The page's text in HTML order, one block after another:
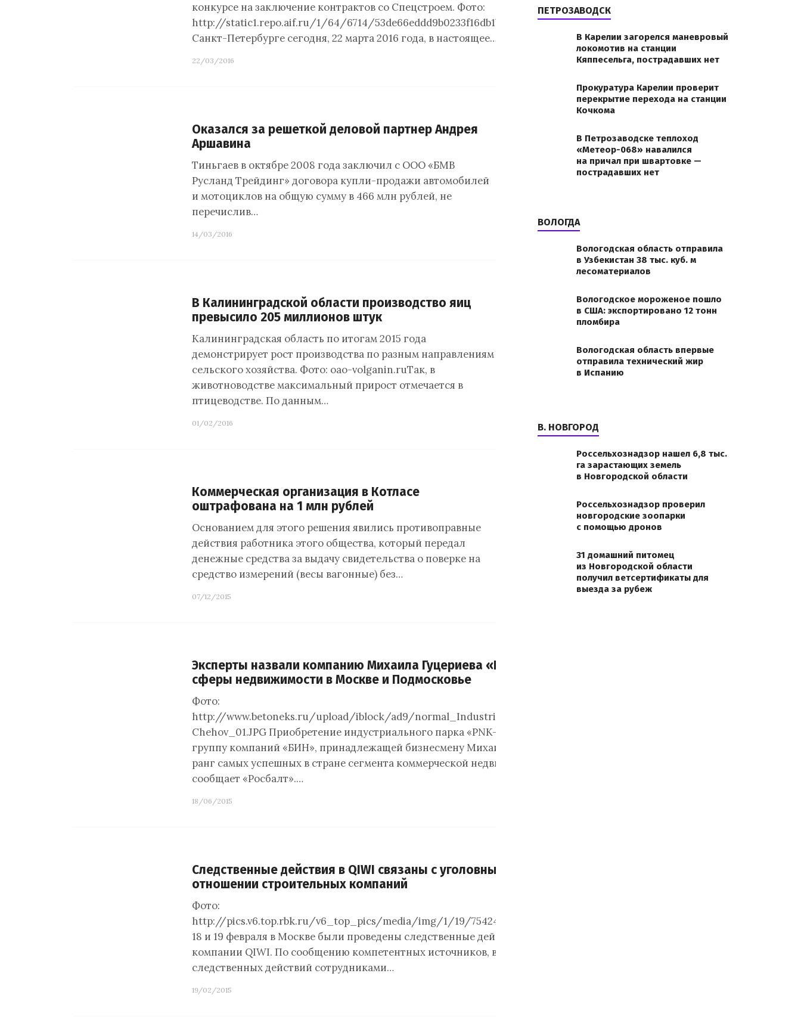
конкурсе на заключение контрактов со Спецстроем. Фото:
http://static1.repo.aif.ru/1/64/6714/53de66eddd9b0233f16db1b1ce4d69c7.jpgВ
Санкт-Петербурге сегодня, 22 марта 2016 года, в настоящее…
22/03/2016
Оказался за решеткой деловой партнер Андрея
Аршавина
Тиньгаев в октябре 2008 года заключил с ООО «БМВ
Русланд Трейдинг» договора купли-продажи автомобилей
и мотоциклов на общую сумму в 466 млн рублей, не
перечислив…
14/03/2016
В Калининградской области производство яиц
превысило 205 миллионов штук
Калининградская область по итогам 2015 года
демонстрирует рост производства по разным направлениям
сельского хозяйства. Фото: oao-volganin.ruТак, в
животноводстве максимальный прирост отмечается в
птицеводстве. По данным…
01/02/2016
Коммерческая организация в Котласе
оштрафована на 1 млн рублей
Основанием для этого решения явились противоправные
действия работника этого общества, который передал
денежные средства за выдачу свидетельства о поверке на
средство измерений (весы вагонные) без…
07/12/2015
Эксперты назвали компанию Михаила Гуцериева «БИН» лидером
сферы недвижимости в Москве и Подмосковье
Фото:
http://www.betoneks.ru/upload/iblock/ad9/normal_Industrial%20Park%20PNK-
Chehov_01.JPG Приобретение индустриального парка «PNK-Чехов» вывело
группу компаний «БИН», принадлежащей бизнесмену Михаилу Гуцериеву, в
ранг самых успешных в стране сегмента коммерческой недвижимости,
сообщает «Росбалт».…
18/06/2015
Следственные действия в QIWI связаны с уголовным делом в
отношении строительных компаний
Фото:
http://pics.v6.top.rbk.ru/v6_top_pics/media/img/1/19/754242803014191.jpg
18 и 19 февраля в Москве были проведены следственные действия в офисе
компании QIWI. По сообщению компетентных источников, в ходе
следственных действий сотрудниками…
19/02/2015
ПЕТРОЗАВОДСК
В Карелии загорелся маневровый
локомотив на станции
Кяппесельга, пострадавших нет
Прокуратура Карелии проверит
перекрытие перехода на станции
Кочкома
В Петрозаводске теплоход
«Метеор-068» навалился
на причал при швартовке —
пострадавших нет
ВОЛОГДА
Вологодская область отправила
в Узбекистан 38 тыс. куб. м
лесоматериалов
Вологодское мороженое пошло
в США: экспортировано 12 тонн
пломбира
Вологодская область впервые
отправила технический жир
в Испанию
В. НОВГОРОД
Россельхознадзор нашел 6,8 тыс.
га зарастающих земель
в Новгородской области
Россельхознадзор проверил
новгородские зоопарки
с помощью дронов
31 домашний питомец
из Новгородской области
получил ветсертификаты для
выезда за рубеж